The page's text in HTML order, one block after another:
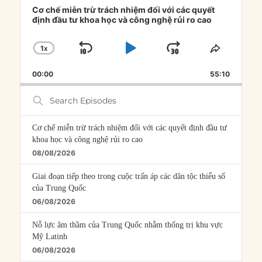
Player
Cơ chế miễn trừ trách nhiệm đối với các quyết
định đầu tư khoa học và công nghệ rủi ro cao
CHANGE
RATE
1X
SKIP
PLAYJUMP
FORWARD
SHARE
00:00 55:10
Search
Episodes
Cơ chế miễn trừ trách nhiệm đối với các quyết định đầu tư
khoa học và công nghệ rủi ro cao
08/08/2026
Giai đoạn tiếp theo trong cuộc trấn áp các dân tộc thiểu số
của Trung Quốc
06/08/2026
Nỗ lực âm thầm của Trung Quốc nhằm thống trị khu vực
Mỹ Latinh
06/08/2026